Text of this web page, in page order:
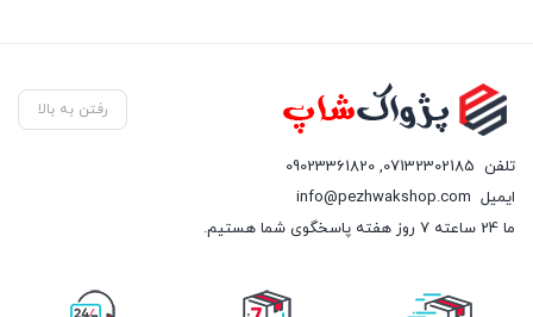
رفتن به بالا
تلفن 07132302185
,
09023361820
ایمیل info@pezhwakshop.com
ما 24 ساعته 7 روز هفته پاسخگوی شما هستیم.